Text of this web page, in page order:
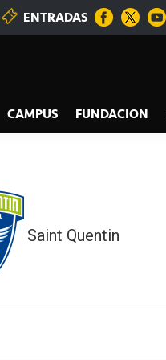
ENTRADAS
CAMPUS FUNDACION
Saint Quentin